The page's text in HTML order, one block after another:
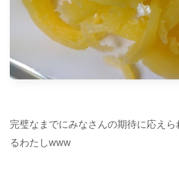
完璧なまでにみなさんの期待に応え
るわたしwww